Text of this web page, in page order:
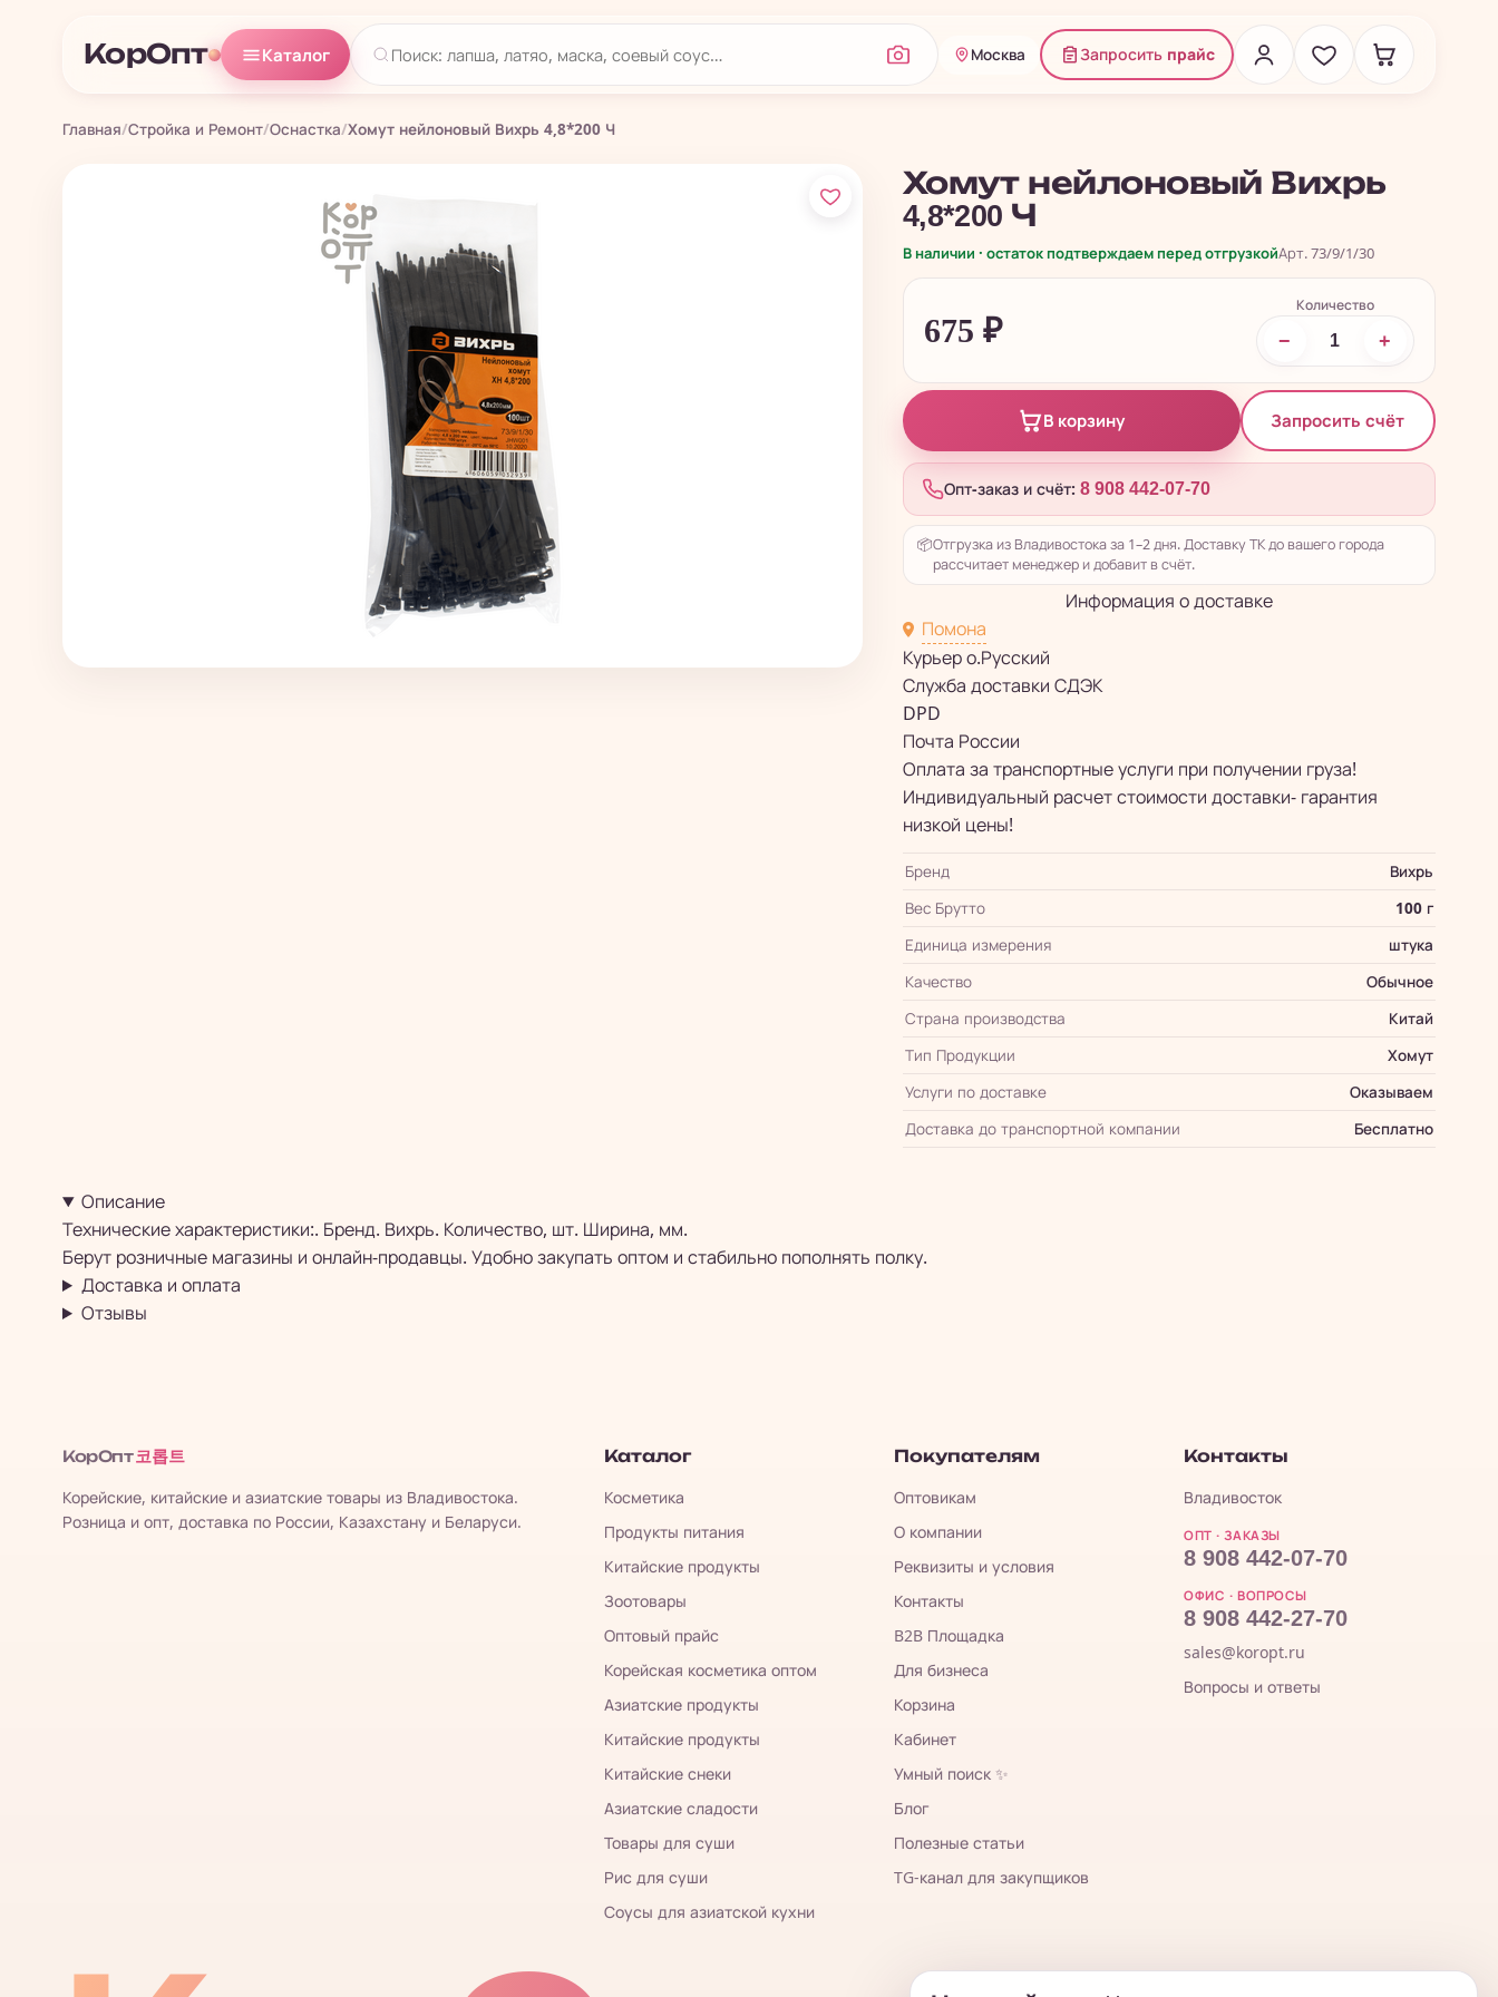
КорОпт Каталог Москва Запросить прайс
Главная/Стройка и Ремонт/Оснастка/Хомут нейлоновый Вихрь 4,8*200 Ч
Хомут нейлоновый Вихрь
4,8*200 Ч
В наличии · остаток подтверждаем перед отгрузкойАрт. 73/9/1/30
675 ₽
Количество
− +
В корзину Запросить счёт
Опт-заказ и счёт: 8 908 442-07-70
📦Отгрузка из Владивостока за 1–2 дня. Доставку ТК до вашего города
рассчитает менеджер и добавит в счёт.
Информация о доставке
Помона
Курьер о.Русский
Служба доставки СДЭК
DPD
Почта России
Оплата за транспортные услуги при получении груза!
Индивидуальный расчет стоимости доставки- гарантия
низкой цены!
Бренд
Вихрь
Вес Брутто
100 г
Единица измерения
штука
Качество
Обычное
Страна производства
Китай
Тип Продукции
Хомут
Услуги по доставке
Оказываем
Доставка до транспортной компании
Бесплатно
Описание
Технические характеристики:. Бренд. Вихрь. Количество, шт. Ширина, мм.
Берут розничные магазины и онлайн-продавцы. Удобно закупать оптом и стабильно пополнять полку.
Доставка и оплата
Отзывы
КорОпт 코롭트
Корейские, китайские и азиатские товары из Владивостока.
Розница и опт, доставка по России, Казахстану и Беларуси.
Каталог
Косметика
Продукты питания
Китайские продукты
Зоотовары
Оптовый прайс
Корейская косметика оптом
Азиатские продукты
Китайские продукты
Китайские снеки
Азиатские сладости
Товары для суши
Рис для суши
Соусы для азиатской кухни
Покупателям
Оптовикам
О компании
Реквизиты и условия
Контакты
B2B Площадка
Для бизнеса
Корзина
Кабинет
Умный поиск ✨
Блог
Полезные статьи
TG-канал для закупщиков
Контакты
Владивосток
ОПТ · ЗАКАЗЫ
8 908 442-07-70
ОФИС · ВОПРОСЫ
8 908 442-27-70
sales@koropt.ru
Вопросы и ответы